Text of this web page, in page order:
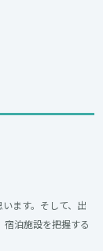
ます。そして、出
泊施設を把握する